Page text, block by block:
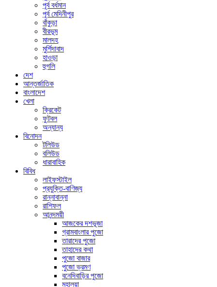
পূর্ব বর্ধমান
পূর্ব মেদিনীপুর
বাঁকুড়া
বীরভূম
মালদহ
মুর্শিদাবাদ
হাওড়া
হুগলি
দেশ
আন্তর্জাতিক
বাংলাদেশ
খেলা
ক্রিকেট
ফুটবল
অন্যান্য
বিনোদন
টলিউড
বলিউড
ধারাবাহিক
বিবিধ
লাইফস্টাইল
প্রযুক্তি-বাণিজ্য
রান্নাবান্না
রাশিফল
আনন্দময়ী
আজকের দশভূজা
গ্রামবাংলার পুজো
তারাদের পুজো
তাহাদের কথা
পুজো বাজার
পুজো ভ্রমণ
বনেদিবাড়ির পুজো
মহালয়া